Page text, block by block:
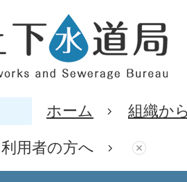
ホーム 組織か
利用者の方へ